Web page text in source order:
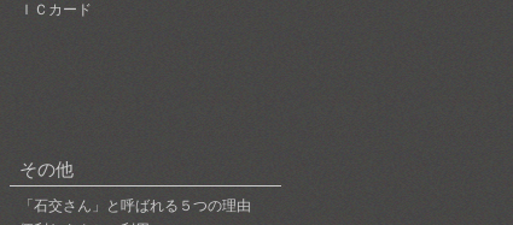
ＩＣカード
その他
「石交さん」と呼ばれる５つの理由